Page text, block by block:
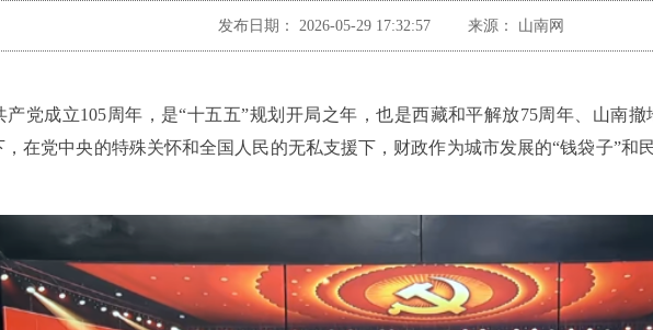
发布日期： 2026-05-29 17:32:57 来源： 山南网
产党成立105周年，是“十五五”规划开局之年，也是西藏和平解放75周年、山南
在党中央的特殊关怀和全国人民的无私支援下，财政作为城市发展的“钱袋子”和